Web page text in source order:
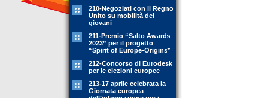
210-Negoziati con il Regno
Unito su mobilità dei
giovani
211-Premio “Salto Awards
2023” per il progetto
“Spirit of Europe-Origins”
212-Concorso di Eurodesk
per le elezioni europee
213-17 aprile celebrata la
Giornata europea